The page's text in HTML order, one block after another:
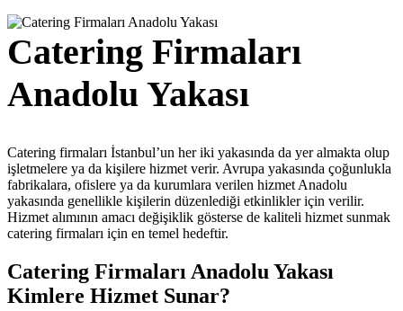
Catering Firmaları
Anadolu Yakası
Catering firmaları İstanbul’un her iki yakasında da yer almakta olup
işletmelere ya da kişilere hizmet verir. Avrupa yakasında çoğunlukla
fabrikalara, ofislere ya da kurumlara verilen hizmet Anadolu
yakasında genellikle kişilerin düzenlediği etkinlikler için verilir.
Hizmet alımının amacı değişiklik gösterse de kaliteli hizmet sunmak
catering firmaları için en temel hedeftir.
Catering Firmaları Anadolu Yakası
Kimlere Hizmet Sunar?